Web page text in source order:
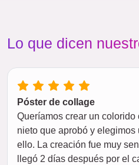
Lo que dicen
Póster de collage
Queríamos crear un
nieto que aprobó y
ello. La creación fue muy
llegó 2 días después por el